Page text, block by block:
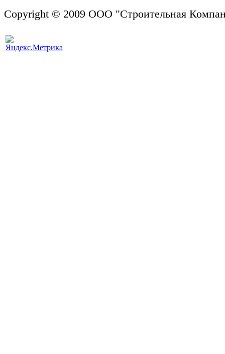
Copyright © 2009 ООО